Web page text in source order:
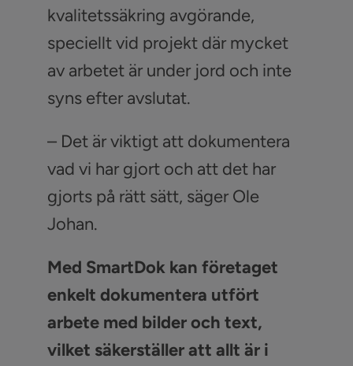
kvalitetssäkring avgörande,
speciellt vid projekt där mycket
av arbetet är under jord och inte
syns efter avslutat.
– Det är viktigt att dokumentera
vad vi har gjort och att det har
gjorts på rätt sätt, säger Ole
Johan.
Med SmartDok kan företaget
enkelt dokumentera utfört
arbete med bilder och text,
vilket säkerställer att allt är i